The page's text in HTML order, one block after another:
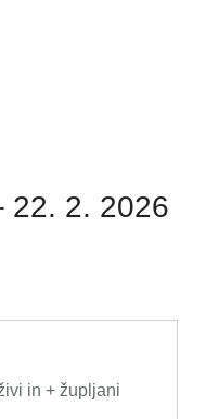
22. 2. 2026
in + župljani